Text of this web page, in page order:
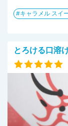
キャラメル スイ
とろける口溶